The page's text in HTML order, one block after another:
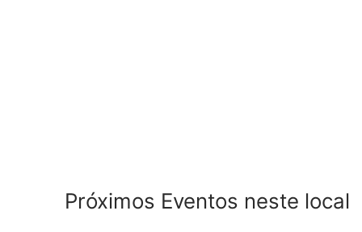
Próximos Eventos neste local